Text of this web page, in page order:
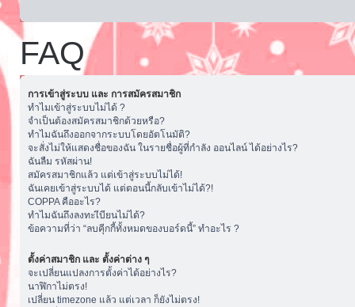
FAQ
การเข้าสู่ระบบ และ การสมัครสมาชิก
ทำไมเข้าสู่ระบบไม่ได้ ?
จำเป็นต้องสมัครสมาชิกด้วยหรือ?
ทำไมฉันถึงออกจากระบบโดยอัตโนมัติ?
จะสั่งไม่ให้แสดงชื่อของฉัน ในรายชื่อผู้ที่กำลัง ออนไลน์ ได้อย่างไร?
ฉันลืม รหัสผ่าน!
สมัครสมาชิกแล้ว แต่เข้าสู่ระบบไม่ได้!
ฉันเคยเข้าสู่ระบบได้ แต่ตอนนี้กลับเข้าไม่ได้?!
COPPA คืออะไร?
ทำไมฉันถึงลงทะเีบียนไม่ได้?
ข้อความที่ว่า “ลบคุีกกี้ทั้งหมดของบอร์ดนี้” ทำอะไร ?
ตั้งค่าสมาชิก และ ตั้งค่าต่าง ๆ
จะเปลี่ยนแปลงการตั้งค่าได้อย่างไร?
นาฬิกาไม่ตรง!
เปลี่ยน timezone แล้ว แต่เวลา ก็ยังไม่ตรง!